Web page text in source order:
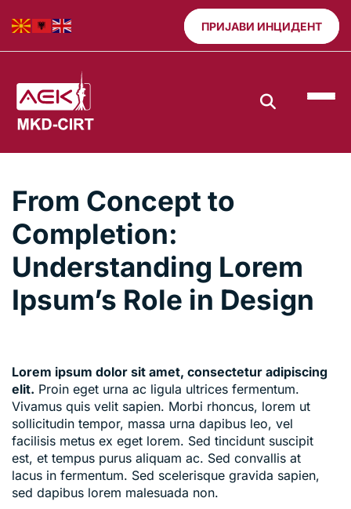
ПРИЈАВИ ИНЦИДЕНТ
From Concept to
Completion:
Understanding Lorem
Ipsum’s Role in Design
Lorem ipsum dolor sit amet, consectetur adipiscing
elit. Proin eget urna ac ligula ultrices fermentum.
Vivamus quis velit sapien. Morbi rhoncus, lorem ut
sollicitudin tempor, massa urna dapibus leo, vel
facilisis metus ex eget lorem. Sed tincidunt suscipit
est, et tempus purus aliquam ac. Sed convallis at
lacus in fermentum. Sed scelerisque gravida sapien,
sed dapibus lorem malesuada non.